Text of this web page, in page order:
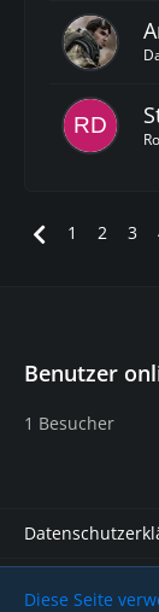
1 2 3
Benutzer
1 Besucher
Community-
Diese Seite